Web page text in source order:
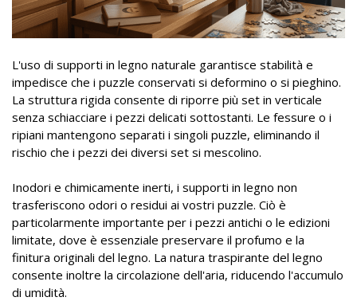
L'uso di supporti in legno naturale garantisce stabilità e
impedisce che i puzzle conservati si deformino o si pieghino.
La struttura rigida consente di riporre più set in verticale
senza schiacciare i pezzi delicati sottostanti. Le fessure o i
ripiani mantengono separati i singoli puzzle, eliminando il
rischio che i pezzi dei diversi set si mescolino.
Inodori e chimicamente inerti, i supporti in legno non
trasferiscono odori o residui ai vostri puzzle. Ciò è
particolarmente importante per i pezzi antichi o le edizioni
limitate, dove è essenziale preservare il profumo e la
finitura originali del legno. La natura traspirante del legno
consente inoltre la circolazione dell'aria, riducendo l'accumulo
di umidità.